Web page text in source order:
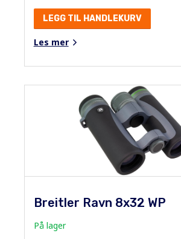
LEGG TIL HANDLEKURV
Les mer
Breitler Ravn 8x32 WP
På lager